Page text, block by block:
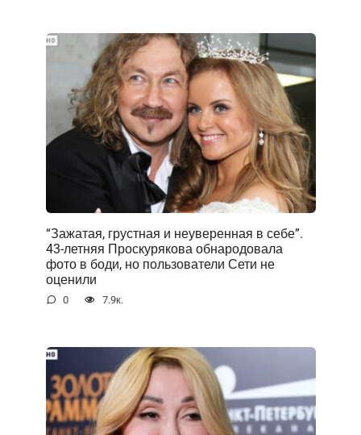
“Зажатая, грустная и неуверенная в себе”.
43-летняя Проскурякова обнародовала
фото в боди, но пользователи Сети не
оценили
0 7.9к.